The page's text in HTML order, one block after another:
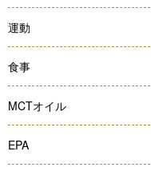
運動
食事
MCTオイル
EPA